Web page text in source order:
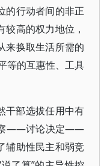
的行动者间的非正
高的权力地位，
来换取生活所需的
等的互惠性、工具
干部选拔任用中有
——讨论决定——
辅助性民主和弱竞